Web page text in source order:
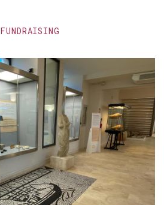
FUNDRAISING